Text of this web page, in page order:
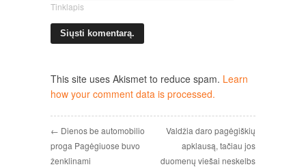
Tinklapis
This site uses Akismet to reduce spam. Learn
how your comment data is processed.
← Dienos be automobilio
proga Pagėgiuose buvo
ženklinami
Valdžia daro pagėgiškių
apklausą, tačiau jos
duomenų viešai neskelbs